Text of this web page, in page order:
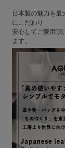
日本製の魅力を
にこだわり
安心してご愛用頂
ます。